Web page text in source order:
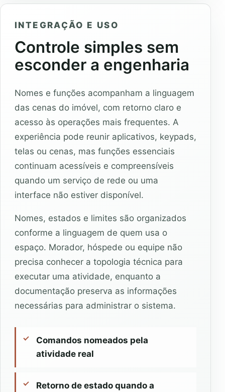
INTEGRAÇÃO E USO
Controle simples sem
esconder a engenharia
Nomes e funções acompanham a linguagem
das cenas do imóvel, com retorno claro e
acesso às operações mais frequentes. A
experiência pode reunir aplicativos, keypads,
telas ou cenas, mas funções essenciais
continuam acessíveis e compreensíveis
quando um serviço de rede ou uma
interface não estiver disponível.
Nomes, estados e limites são organizados
conforme a linguagem de quem usa o
espaço. Morador, hóspede ou equipe não
precisa conhecer a topologia técnica para
executar uma atividade, enquanto a
documentação preserva as informações
necessárias para administrar o sistema.
Comandos nomeados pela
atividade real
Retorno de estado quando a